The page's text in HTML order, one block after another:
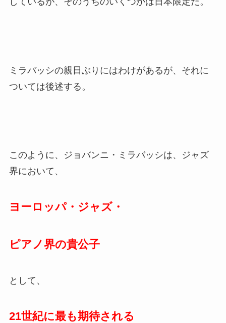
ミラバッシの親日ぶりにはわけがあるが、それに
ついては後述する。
このように、ジョバンニ・ミラバッシは、ジャズ
界において、
ヨーロッパ・ジャズ・
ピアノ界の貴公子
として、
21世紀に最も期待される